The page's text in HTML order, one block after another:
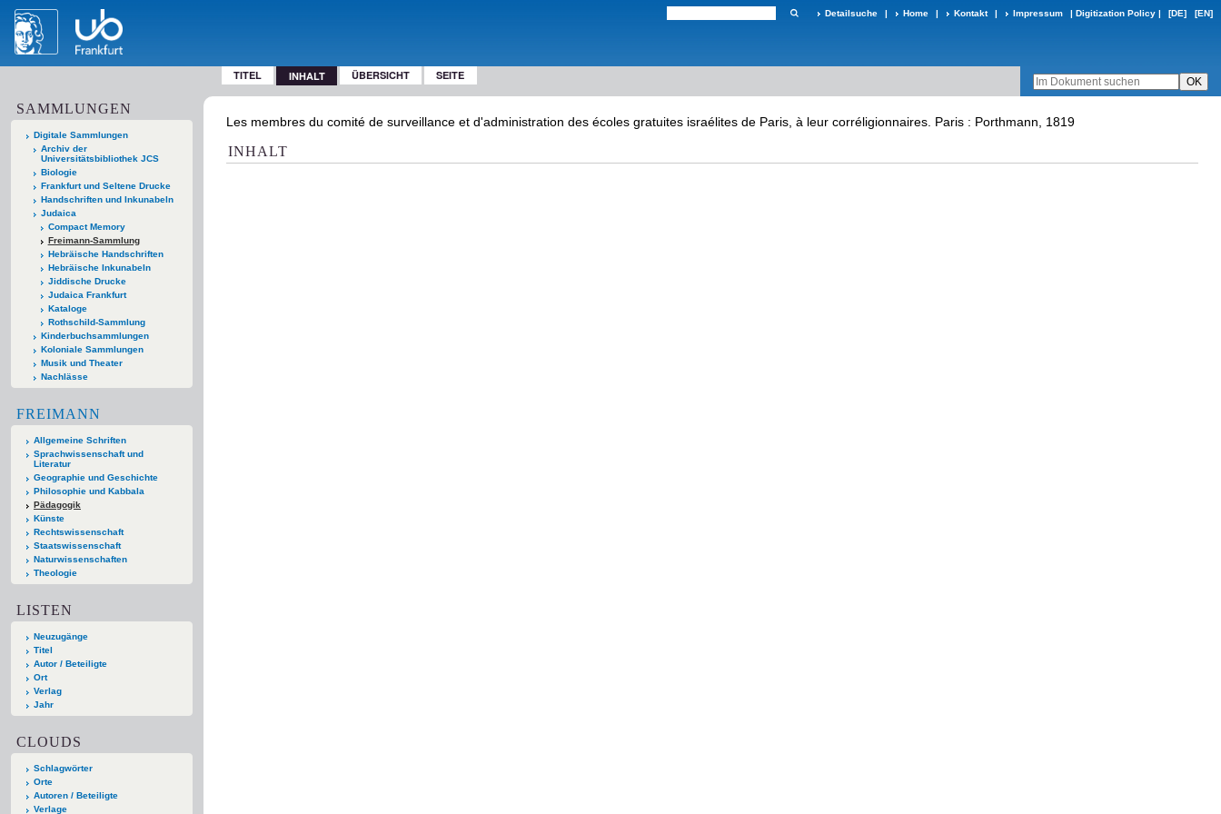
Detailsuche | Home | Kontakt | Impressum | Digitization Policy | [DE] [EN]
TITEL INHALT ÜBERSICHT SEITE
SAMMLUNGEN
Digitale Sammlungen
Archiv der
Universitätsbibliothek JCS
Biologie
Frankfurt und Seltene Drucke
Handschriften und Inkunabeln
Judaica
Compact Memory
Freimann-Sammlung
Hebräische Handschriften
Hebräische Inkunabeln
Jiddische Drucke
Judaica Frankfurt
Kataloge
Rothschild-Sammlung
Kinderbuchsammlungen
Koloniale Sammlungen
Musik und Theater
Nachlässe
FREIMANN
Allgemeine Schriften
Sprachwissenschaft und
Literatur
Geographie und Geschichte
Philosophie und Kabbala
Pädagogik
Künste
Rechtswissenschaft
Staatswissenschaft
Naturwissenschaften
Theologie
LISTEN
Neuzugänge
Titel
Autor / Beteiligte
Ort
Verlag
Jahr
CLOUDS
Schlagwörter
Orte
Autoren / Beteiligte
Verlage
Les membres du comité de surveillance et d'administration des écoles gratuites israélites de Paris, à leur corréligionnaires. Paris : Porthmann, 1819
INHALT